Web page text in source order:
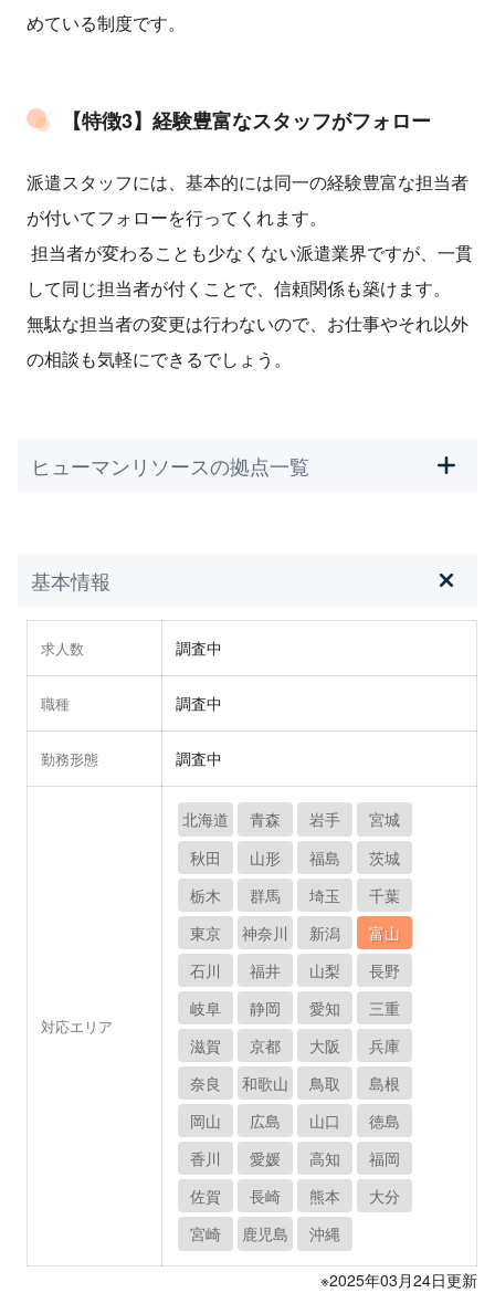
めている制度です。
【特徴3】経験豊富なスタッフがフォロー
派遣スタッフには、基本的には同一の経験豊富な担当者
が付いてフォローを行ってくれます。
担当者が変わることも少なくない派遣業界ですが、一貫
して同じ担当者が付くことで、信頼関係も築けます。
無駄な担当者の変更は行わないので、お仕事やそれ以外
の相談も気軽にできるでしょう。
ヒューマンリソースの拠点一覧
基本情報
求人数 調査中
職種 調査中
勤務形態 調査中
対応エリア
北海道 青森 岩手
宮城
秋田
山形 福島
茨城
栃木
群馬 埼玉
千葉
東京
神奈川 新潟
富山
石川
福井 山梨
長野
岐阜
静岡 愛知
三重
滋賀
京都 大阪
兵庫
奈良
和歌山 鳥取
島根
岡山
広島 山口
徳島
香川
愛媛 高知
福岡
佐賀
長崎 熊本
大分
宮崎
鹿児島 沖縄
※2025年03月24日更新